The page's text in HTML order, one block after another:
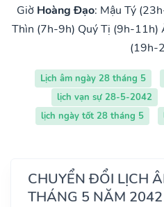
Giờ Hoàng Đạo: Mậu Tý
Thìn (7h-9h) Quý Tị (9h-11h)
(19h-
Lịch âm ngày 28 tháng 5
lịch vạn sự 28-5-2042
lịch ngày tốt 28 tháng 5
CHUYỂN ĐỔI LỊCH
THÁNG 5 NĂM 2042